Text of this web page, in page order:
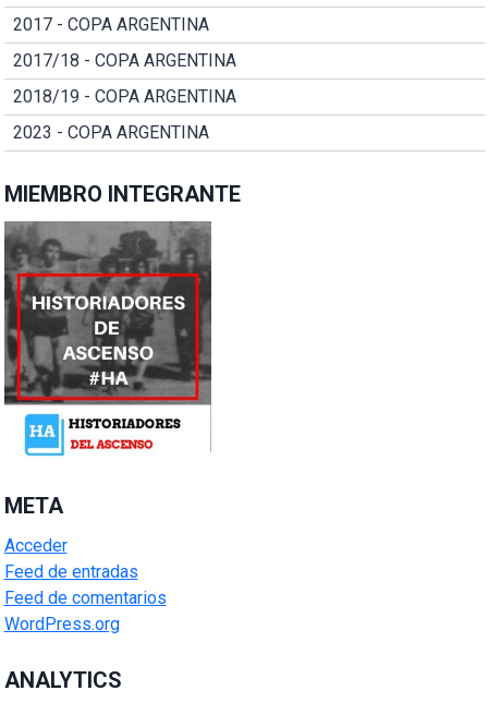
2017 - COPA ARGENTINA
2017/18 - COPA ARGENTINA
2018/19 - COPA ARGENTINA
2023 - COPA ARGENTINA
MIEMBRO INTEGRANTE
META
Acceder
Feed de entradas
Feed de comentarios
WordPress.org
ANALYTICS